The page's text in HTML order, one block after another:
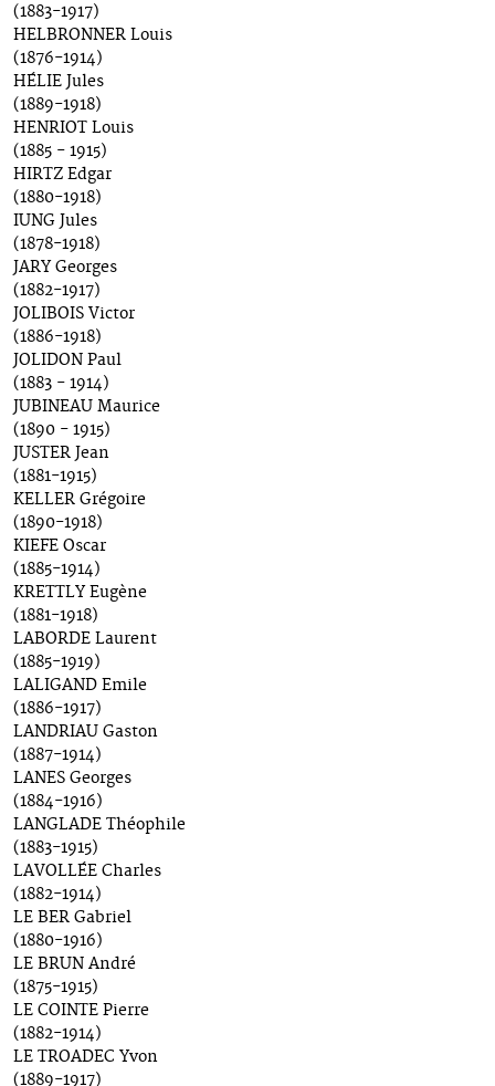
(1883-1917)
HELBRONNER Louis
(1876-1914)
HÉLIE Jules
(1889-1918)
HENRIOT Louis
(1885 - 1915)
HIRTZ Edgar
(1880-1918)
IUNG Jules
(1878-1918)
JARY Georges
(1882-1917)
JOLIBOIS Victor
(1886-1918)
JOLIDON Paul
(1883 - 1914)
JUBINEAU Maurice
(1890 - 1915)
JUSTER Jean
(1881-1915)
KELLER Grégoire
(1890-1918)
KIEFE Oscar
(1885-1914)
KRETTLY Eugène
(1881-1918)
LABORDE Laurent
(1885-1919)
LALIGAND Emile
(1886-1917)
LANDRIAU Gaston
(1887-1914)
LANES Georges
(1884-1916)
LANGLADE Théophile
(1883-1915)
LAVOLLÉE Charles
(1882-1914)
LE BER Gabriel
(1880-1916)
LE BRUN André
(1875-1915)
LE COINTE Pierre
(1882-1914)
LE TROADEC Yvon
(1889-1917)